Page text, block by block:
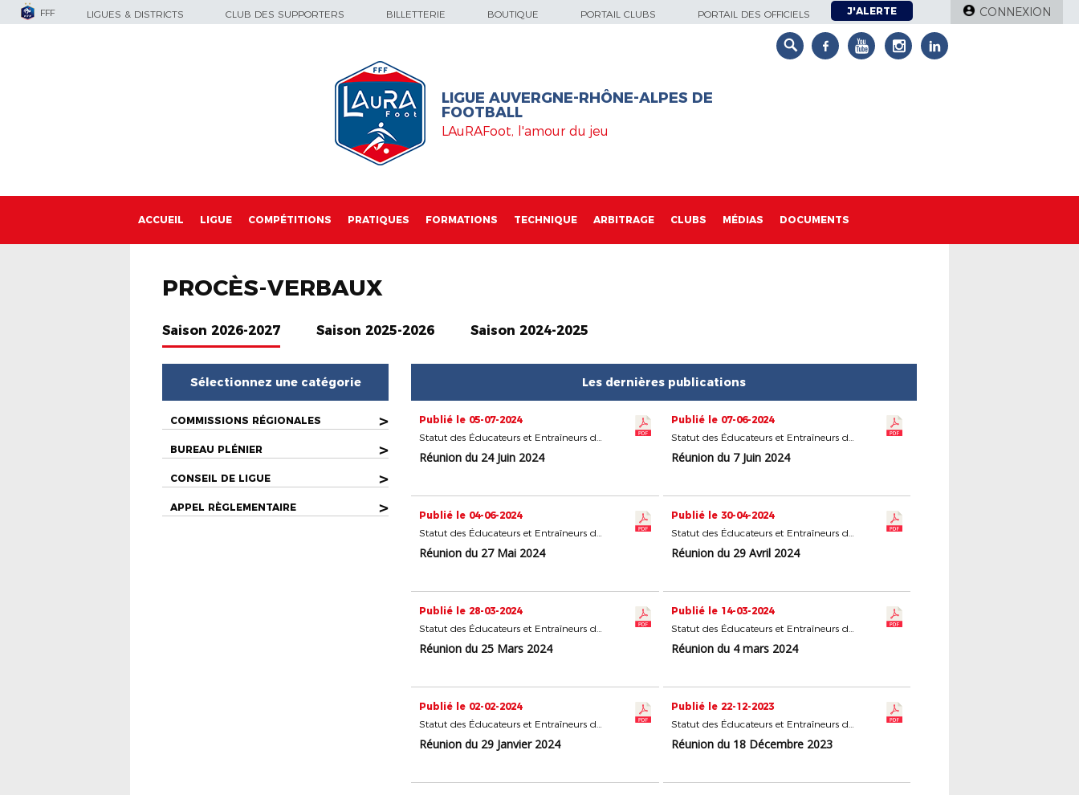
FFF LIGUES & DISTRICTS CLUB DES SUPPORTERS BILLETTERIE BOUTIQUE PORTAIL CLUBS PORTAIL DES OFFICIELS J'ALERTE CONNEXION
LIGUE AUVERGNE-RHÔNE-ALPES DE
FOOTBALL
LAuRAFoot, l'amour du jeu
ACCUEIL LIGUE COMPÉTITIONS PRATIQUES FORMATIONS TECHNIQUE ARBITRAGE CLUBS MÉDIAS DOCUMENTS
PROCÈS-VERBAUX
Saison 2026-2027 Saison 2025-2026 Saison 2024-2025
Sélectionnez une catégorie
COMMISSIONS RÉGIONALES >
BUREAU PLÉNIER >
CONSEIL DE LIGUE >
APPEL RÈGLEMENTAIRE >
Les dernières publications
Publié le 05-07-2024
Statut des Éducateurs et Entraîneurs du Football
Réunion du 24 Juin 2024
Publié le 07-06-2024
Statut des Éducateurs et Entraîneurs du Football
Réunion du 7 Juin 2024
Publié le 04-06-2024
Statut des Éducateurs et Entraîneurs du Football
Réunion du 27 Mai 2024
Publié le 30-04-2024
Statut des Éducateurs et Entraîneurs du Football
Réunion du 29 Avril 2024
Publié le 28-03-2024
Statut des Éducateurs et Entraîneurs du Football
Réunion du 25 Mars 2024
Publié le 14-03-2024
Statut des Éducateurs et Entraîneurs du Football
Réunion du 4 mars 2024
Publié le 02-02-2024
Statut des Éducateurs et Entraîneurs du Football
Réunion du 29 Janvier 2024
Publié le 22-12-2023
Statut des Éducateurs et Entraîneurs du Football
Réunion du 18 Décembre 2023